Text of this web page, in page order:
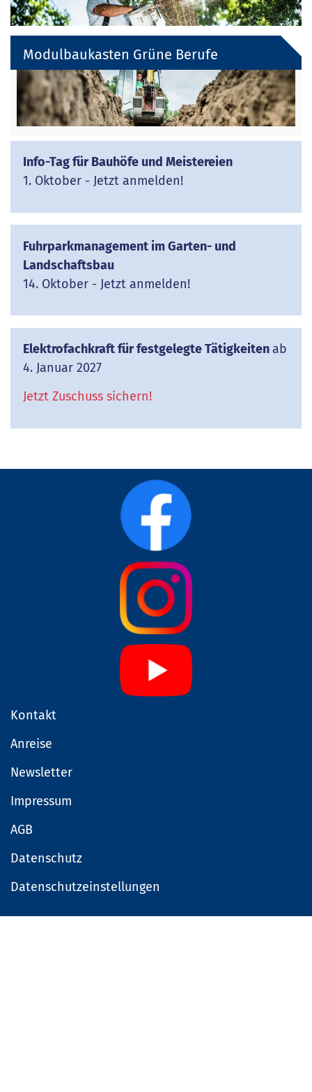
Modulbaukasten Grüne Berufe
Info-Tag für Bauhöfe und Meistereien
1. Oktober - Jetzt anmelden!
Fuhrparkmanagement im Garten- und
Landschaftsbau
14. Oktober - Jetzt anmelden!
Elektrofachkraft für festgelegte Tätigkeiten ab
4. Januar 2027
Jetzt Zuschuss sichern!
Kontakt
Anreise
Newsletter
Impressum
AGB
Datenschutz
Datenschutzeinstellungen